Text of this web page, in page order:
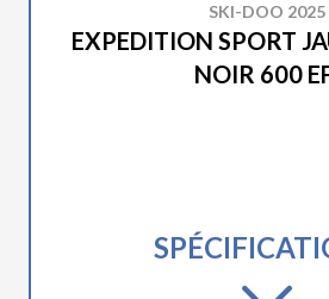
SKI-DOO 2025
EXPEDITION SPORT
NOIR 600